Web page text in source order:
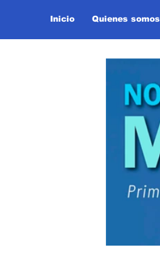
Inicio Quienes somos